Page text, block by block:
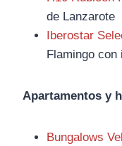
de Lanzarote
Iberostar
Flamingo con
Apartamentos y
Bungalows